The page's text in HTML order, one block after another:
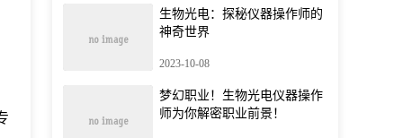
生物光电：探秘仪器操作师的
神奇世界
2023-10-08
梦幻职业！生物光电仪器操作
师为你解密职业前景！